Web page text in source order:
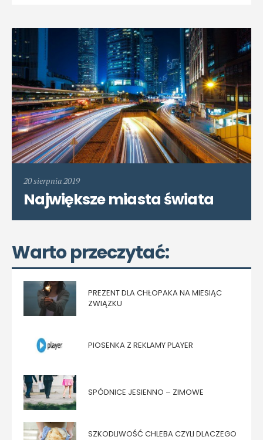
20 sierpnia 2019
Największe miasta świata
Warto przeczytać:
PREZENT DLA CHŁOPAKA NA MIESIĄC
ZWIĄZKU
PIOSENKA Z REKLAMY PLAYER
SPÓDNICE JESIENNO – ZIMOWE
SZKODLIWOŚĆ CHLEBA CZYLI DLACZEGO